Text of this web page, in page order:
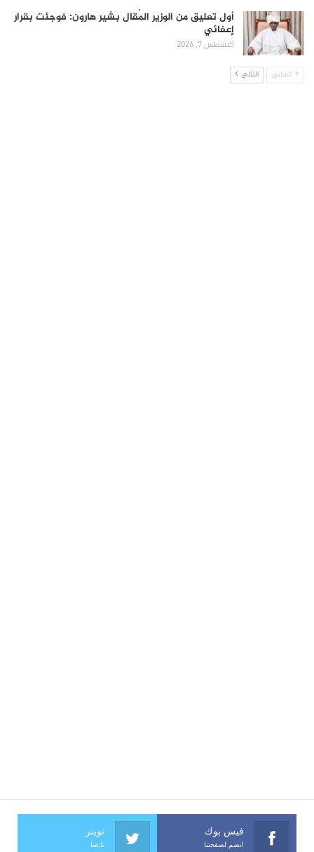
أول تعليق من الوزير المُقال بشير هارون: فوجئت بقرار
إعفائي
أغسطس 7, 2026
السابق التالي
فيس بوك
انضم لصفحتنا
تويتر
تابعنا